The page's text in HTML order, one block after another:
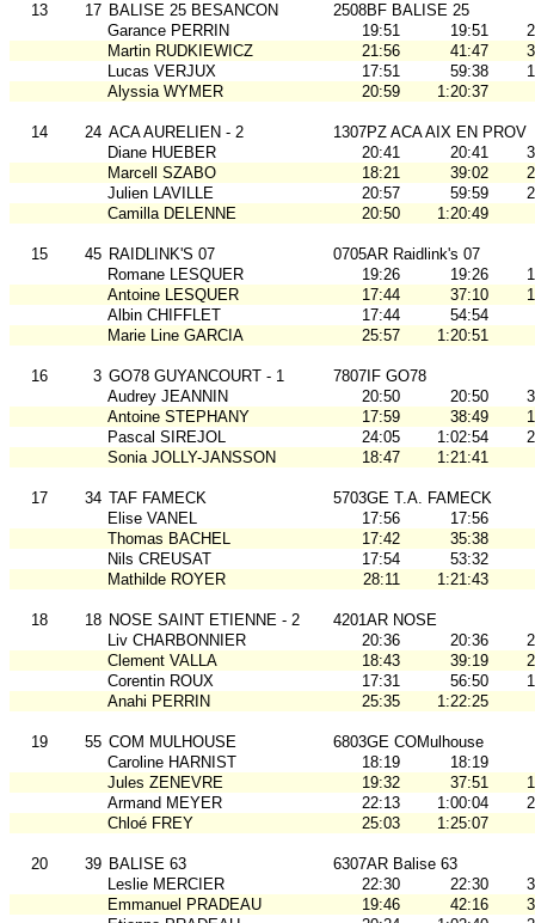
13 17 BALISE 25 BESANCON
2508BF BALISE 25
Garance PERRIN
19:51 19:51
Martin RUDKIEWICZ
21:56 41:47
Lucas VERJUX
17:51 59:38
Alyssia WYMER
20:59 1:20:37
14 24 ACA AURELIEN - 2
1307PZ ACA AIX EN PROV
Diane HUEBER
20:41 20:41
Marcell SZABO
18:21 39:02
Julien LAVILLE
20:57 59:59
Camilla DELENNE
20:50 1:20:49
15 45 RAIDLINK'S 07
0705AR Raidlink's 07
Romane LESQUER
19:26 19:26
Antoine LESQUER
17:44 37:10
Albin CHIFFLET
17:44
54:54
Marie Line GARCIA
25:57 1:20:51
16 3 GO78 GUYANCOURT - 1
7807IF GO78
Audrey JEANNIN
20:50 20:50
Antoine STEPHANY
17:59 38:49
Pascal SIREJOL
24:05 1:02:54
Sonia JOLLY-JANSSON
18:47 1:21:41
17 34 TAF FAMECK
5703GE T.A. FAMECK
Elise VANEL
17:56
17:56
Thomas BACHEL
17:42
35:38
Nils CREUSAT
17:54
53:32
Mathilde ROYER
28:11 1:21:43
18 18 NOSE SAINT ETIENNE - 2
4201AR NOSE
Liv CHARBONNIER
20:36 20:36
Clement VALLA
18:43 39:19
Corentin ROUX
17:31 56:50
Anahi PERRIN
25:35 1:22:25
19 55 COM MULHOUSE
6803GE COMulhouse
Caroline HARNIST
18:19
18:19
Jules ZENEVRE
19:32 37:51
Armand MEYER
22:13 1:00:04
Chloé FREY
25:03 1:25:07
20 39 BALISE 63
6307AR Balise 63
Leslie MERCIER
22:30 22:30
Emmanuel PRADEAU
19:46 42:16